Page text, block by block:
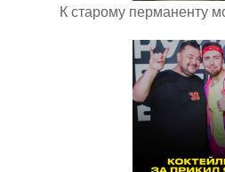
К старому перманенту